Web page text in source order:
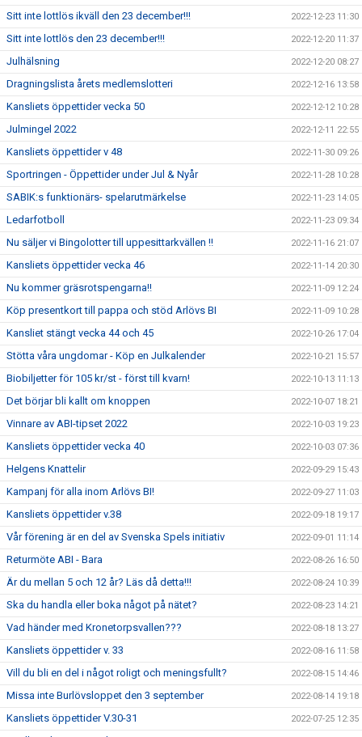
Sitt inte lottlös ikväll den 23 december!!! 2022-12-23 11:30
Sitt inte lottlös den 23 december!!! 2022-12-20 11:37
Julhälsning 2022-12-20 08:27
Dragningslista årets medlemslotteri 2022-12-16 13:58
Kansliets öppettider vecka 50 2022-12-12 10:28
Julmingel 2022 2022-12-11 22:55
Kansliets öppettider v 48 2022-11-30 09:26
Sportringen - Öppettider under Jul & Nyår 2022-11-28 10:28
SABIK:s funktionärs- spelarutmärkelse 2022-11-23 14:05
Ledarfotboll 2022-11-23 09:34
Nu säljer vi Bingolotter till uppesittarkvällen !! 2022-11-16 21:07
Kansliets öppettider vecka 46 2022-11-14 20:30
Nu kommer gräsrotspengarna!! 2022-11-09 12:24
Köp presentkort till pappa och stöd Arlövs BI 2022-11-09 10:28
Kansliet stängt vecka 44 och 45 2022-10-26 17:04
Stötta våra ungdomar - Köp en Julkalender 2022-10-21 15:57
Biobiljetter för 105 kr/st - först till kvarn! 2022-10-13 11:13
Det börjar bli kallt om knoppen 2022-10-07 18:21
Vinnare av ABI-tipset 2022 2022-10-03 19:23
Kansliets öppettider vecka 40 2022-10-03 07:36
Helgens Knattelir 2022-09-29 15:43
Kampanj för alla inom Arlövs BI! 2022-09-27 11:03
Kansliets öppettider v.38 2022-09-18 19:17
Vår förening är en del av Svenska Spels initiativ 2022-09-01 11:14
Returmöte ABI - Bara 2022-08-26 16:50
Är du mellan 5 och 12 år? Läs då detta!!! 2022-08-24 10:39
Ska du handla eller boka något på nätet? 2022-08-23 14:21
Vad händer med Kronetorpsvallen??? 2022-08-18 13:27
Kansliets öppettider v. 33 2022-08-16 11:58
Vill du bli en del i något roligt och meningsfullt? 2022-08-15 14:46
Missa inte Burlövsloppet den 3 september 2022-08-14 19:18
Kansliets öppettider V.30-31 2022-07-25 12:35